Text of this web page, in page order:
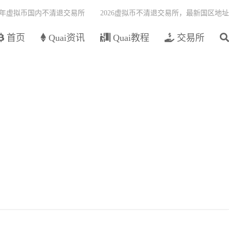
首页 Quai资讯 Quai教程 交易所
虚拟币国内不清退交易所 2026虚拟币不清退交易所，最新国区地址